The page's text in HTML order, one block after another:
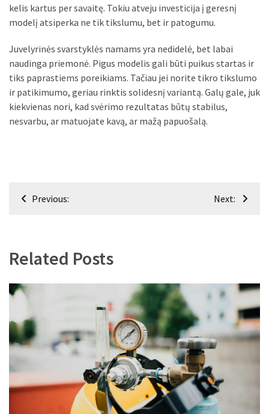
kelis kartus per savaitę. Tokiu atveju investicija į geresnį
modelį atsiperka ne tik tikslumu, bet ir patogumu.
Juvelyrinės svarstyklės namams yra nedidelė, bet labai
naudinga priemonė. Pigus modelis gali būti puikus startas ir
tiks paprastiems poreikiams. Tačiau jei norite tikro tikslumo
ir patikimumo, geriau rinktis solidesnį variantą. Galų gale, juk
kiekvienas nori, kad svėrimo rezultatas būtų stabilus,
nesvarbu, ar matuojate kavą, ar mažą papuošalą.
Navigacija
Previous: Next:
Related Posts